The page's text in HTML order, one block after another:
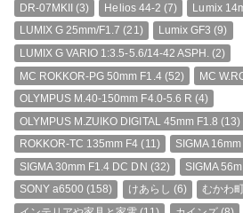
DR-07MKII(3) Helios 44-2 (7) Lumix
LUMIX G 25mm/F1.7 (21) Lumix GF3 (9)
LUMIX G VARIO 1:3.5-5.6/14-42 ASPH. (2)
MC ROKKOR-PG 50mm F1.4(52) MC
OLYMPUS M.40-150mm F4.0-5.6 R (4)
OLYMPUS M.ZUIKO DIGITAL 45mm F1.8 (13)
ROKKOR-TC 135mm F4 (11) SIGMA
SIGMA 30mm F1.4 DC DN (32) SIGMA
SONY a6500 (158) けあらし (6) むかわ